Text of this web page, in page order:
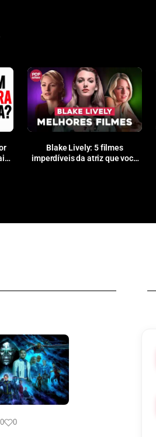
Blake Lively: 5 filmes
imperdíveis da atriz que você
0 0